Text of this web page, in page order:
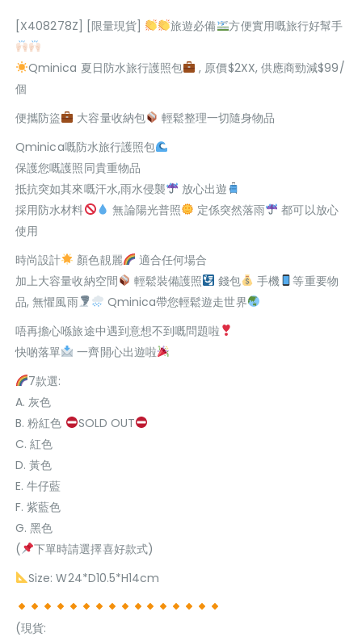
[X408278Z] [限量現貨] 旅遊必備 方便實用嘅旅行好幫手
Qminica 夏日防水旅行護照包
, 原價$2XX, 供應商勁減$99/
個
便攜防盜
大容量收納包
輕鬆整理一切隨身物品
Qminica嘅防水旅行護照包
保護您嘅護照同貴重物品
抵抗突如其來嘅汗水,雨水侵襲
放心出遊
採用防水材料
無論陽光普照 定係突然落雨
都可以放心
使用
時尚設計
顏色靚麗
適合任何場合
加上大容量收納空間
輕鬆裝備護照 錢包 手機
等重要物
品, 無懼風雨
Qminica帶您輕鬆遊走世界
唔再擔心喺旅途中遇到意想不到嘅問題啦
快啲落單
一齊開心出遊啦
7款選:
A. 灰色
B. 粉紅色
SOLD OUT
C. 紅色
D. 黃色
E. 牛仔藍
F. 紫藍色
G. 黑色
(
下單時請選擇喜好款式)
Size: W24*D10.5*H14cm
(現貨: